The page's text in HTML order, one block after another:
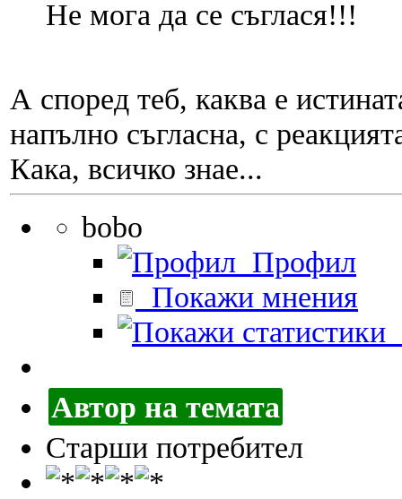
Не мога да се съглася!!!
А според теб, каква е
напълно съгласна, с
Кака, всичко знае...
bobo
Профил
Покажи мнения
Автор на темата
Старши потребител